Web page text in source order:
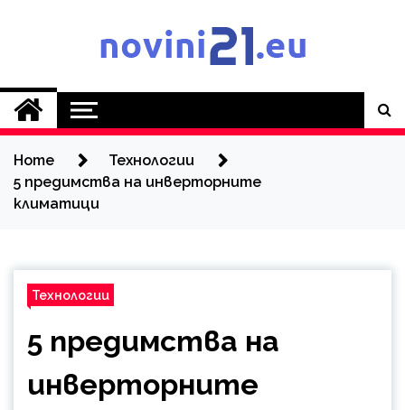
Novini21.EU
Home
Технологии
5 предимства на инверторните
климатици
Технологии
5 предимства на
инверторните